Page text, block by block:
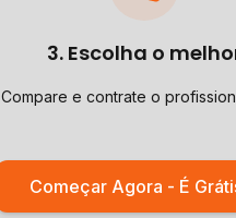
3. Escolha o
Compare e contrate o
Começar Agora - É